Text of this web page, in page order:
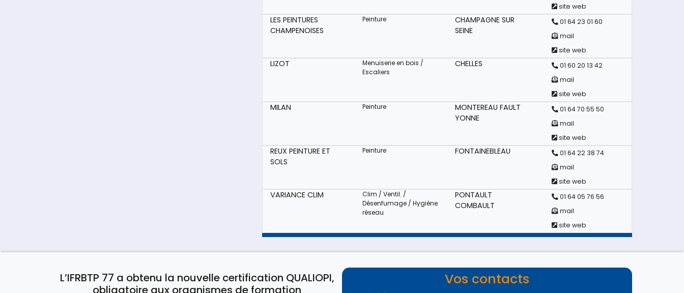
site web
LES PEINTURES
CHAMPENOISES
Peinture
CHAMPAGNE SUR
SEINE
01 64 23 01 60
mail
site web
LIZOT
Menuiserie en bois /
Escaliers
CHELLES
01 60 20 13 42
mail
site web
MILAN Peinture
MONTEREAU FAULT
YONNE
01 64 70 55 50
mail
site web
REUX PEINTURE ET
SOLS
Peinture FONTAINEBLEAU
01 64 22 38 74
mail
site web
VARIANCE CLIM
Clim / Ventil. /
Désenfumage / Hygiène
réseau
PONTAULT
COMBAULT
01 64 05 76 56
mail
site web
L’IFRBTP 77 a obtenu la nouvelle certification QUALIOPI,
obligatoire aux organismes de formation
Vos contacts